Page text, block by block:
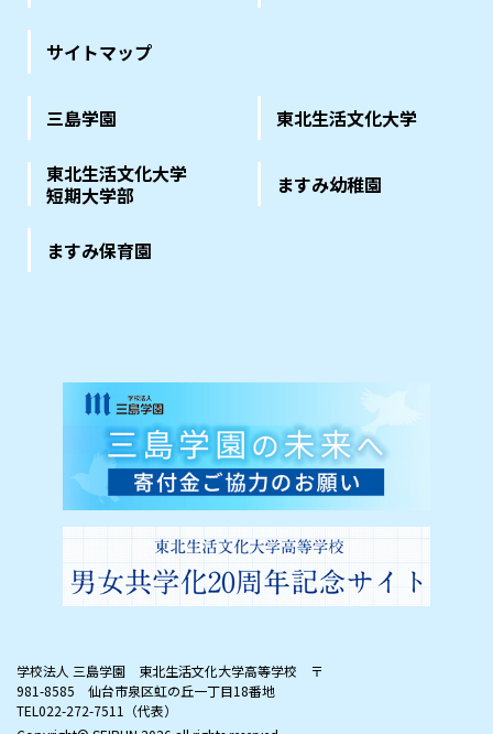
サイトマップ
三島学園 東北生活文化大学
東北生活文化大学
短期大学部
ますみ幼稚園
ますみ保育園
学校法人 三島学園 東北生活文化大学高等学校
〒
981-8585 仙台市泉区虹の丘一丁目18番地
TEL022-272-7511（代表）